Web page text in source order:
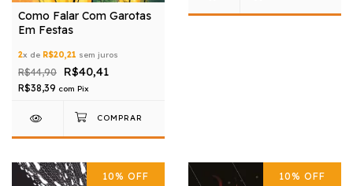
Como Falar Com Garotas
Em Festas
2x de R$20,21 sem juros
R$44,90 R$40,41
R$38,39 com Pix
10% OFF 10% OFF